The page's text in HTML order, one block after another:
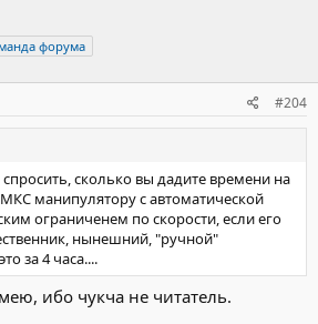
форума
#204
спросить, сколько вы дадите времени на
манипулятору с автоматической
ограниченем по скорости, если его
нынешний, "ручной"
за 4 часа....
ибо чукча не читатель.